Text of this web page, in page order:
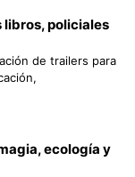
libros, policiales
de trailers para
ecología y